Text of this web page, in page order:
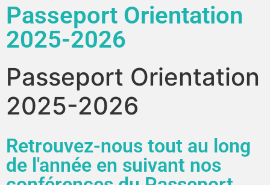
Passeport Orientation
2025-2026
Passeport Orientation
2025-2026
Retrouvez-nous tout au long
de l'année en suivant nos